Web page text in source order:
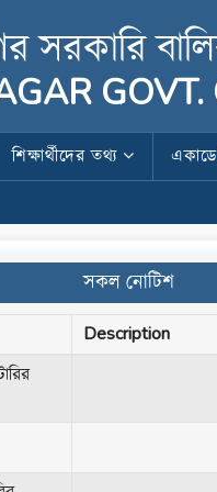
সরকারি
শিক্ষার্থীদের তথ্য
সকল নোটিশ
Description